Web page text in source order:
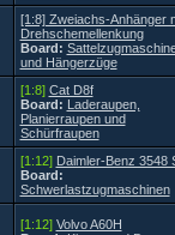
[1:8] Zweiachs-Anhänger
Drehschemellenkung
Board:
und Hängerzüge
[1:8] Cat D8f
Board: Laderaupen,
Planierraupen und
Schürfraupen
[1:12] Daimler-Benz 3548
Board:
Schwerlastzugmaschinen
[1:12] Volvo A60H